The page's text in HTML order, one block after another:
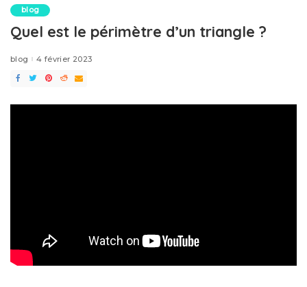
blog
Quel est le périmètre d’un triangle ?
blog 4 février 2023